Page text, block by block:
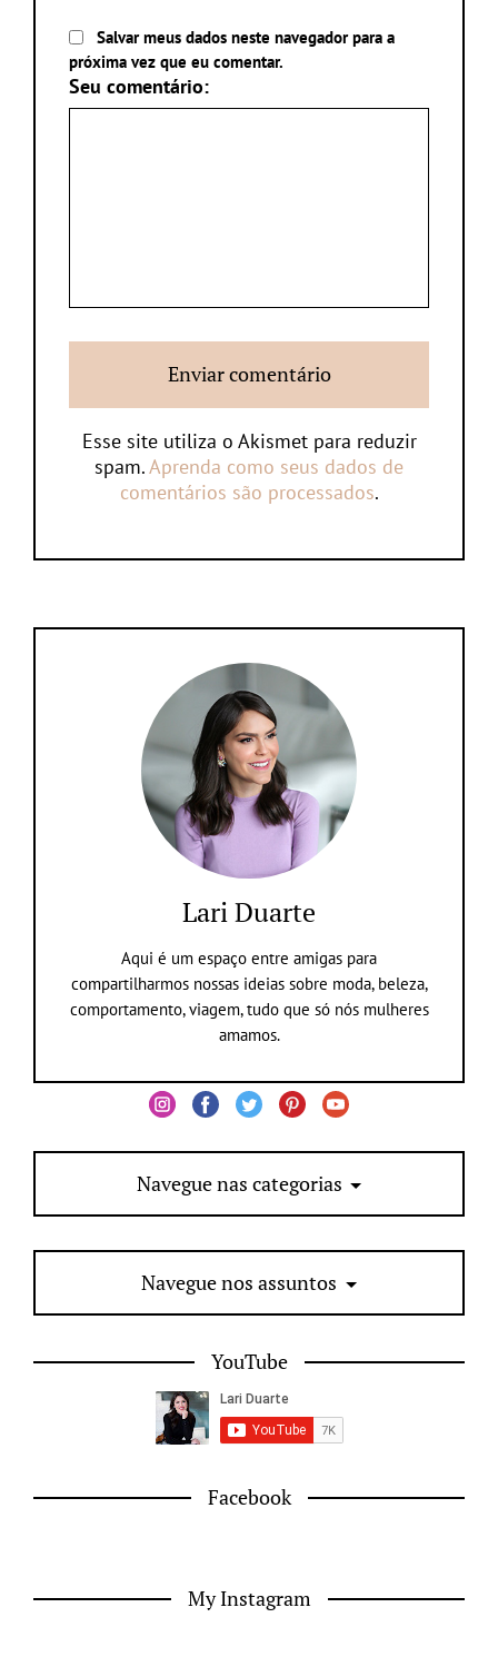
Salvar meus dados neste navegador para a
próxima vez que eu comentar.
Seu comentário:
Esse site utiliza o Akismet para reduzir
spam.Aprenda como seus dados de
comentários são processados.
Lari Duarte
Aqui é um espaço entre amigas para
compartilharmos nossas ideias sobre moda, beleza,
comportamento, viagem, tudo que só nós mulheres
amamos.
Navegue nas categorias
Navegue nos assuntos
YouTube
Facebook
My Instagram